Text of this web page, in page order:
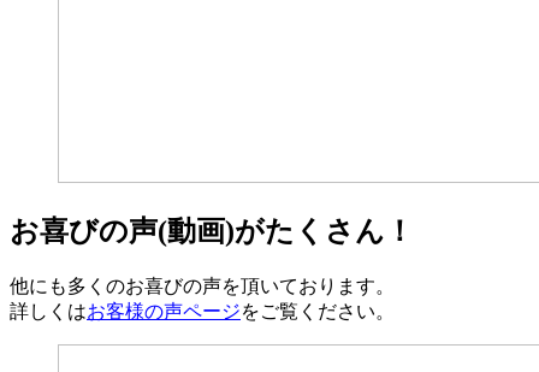
お喜びの声(動画)がたくさん！
他にも多くのお喜びの声を頂いております。
詳しくはお客様の声ページをご覧ください。